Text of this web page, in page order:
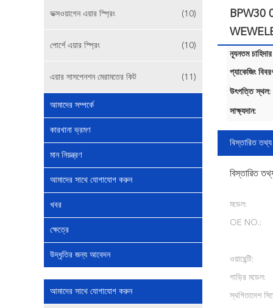
ভক্সওয়াগেন এয়ার স্প্রিং (10)
পোর্শে এয়ার স্প্রিং (10)
এয়ার সাসপেনশন মেরামতের কিট (11)
আমাদের সম্পর্কে
কারখানা ভ্রমণ
মান নিয়ন্ত্রণ
আমাদের সাথে যোগাযোগ করুন
খবর
ক্ষেত্রে
উদ্ধৃতির জন্য আবেদন
আমাদের সাথে যোগাযোগ করুন
BPW30
ন্যূনতম
প্যাকেজিং
উৎপত্তি স্থল:
সাক্ষ্যদান:
বিস্তারিত তথ্য
বিস্তারিত
মডেল:
OE NO.:
ওয়ারেন্টি:
গাড়ির মডেল:
স্থগিতাদেশ